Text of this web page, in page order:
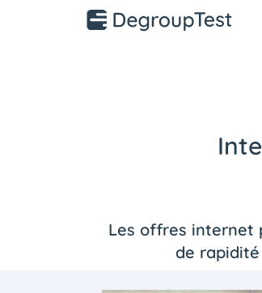
Les offres internet
de